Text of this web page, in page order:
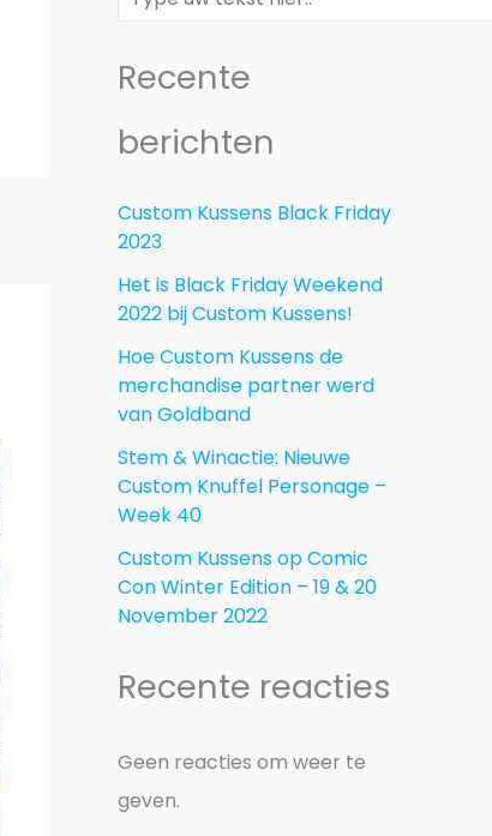
Recente
berichten
Custom Kussens Black Friday
2023
Het is Black Friday Weekend
2022 bij Custom Kussens!
Hoe Custom Kussens de
merchandise partner werd
van Goldband
Stem & Winactie: Nieuwe
Custom Knuffel Personage –
Week 40
Custom Kussens op Comic
Con Winter Edition – 19 & 20
November 2022
Recente reacties
Geen reacties om weer te
geven.